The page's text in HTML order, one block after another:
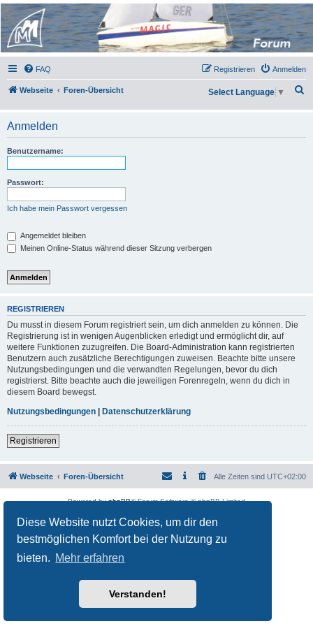
Diese Website nutzt Cookies, um dir den
bestmöglichen Komfort bei der Nutzung zu
bieten. Mehr erfahren
Verstanden!
Micro Magic Forum
Deutschland
FAQ Anmelden
Registrieren
Webseite Foren-Übersicht
h
Select Language ▼
Anmelden
Benutzername:
Passwort:
Ich habe mein Passwort vergessen
Angemeldet bleiben
Meinen Online-Status während dieser Sitzung verbergen
REGISTRIEREN
Du musst in diesem Forum registriert sein, um dich anmelden zu können. Die
Registrierung ist in wenigen Augenblicken erledigt und ermöglicht dir, auf
weitere Funktionen zuzugreifen. Die Board-Administration kann registrierten
Benutzern auch zusätzliche Berechtigungen zuweisen. Beachte bitte unsere
Nutzungsbedingungen und die verwandten Regelungen, bevor du dich
registrierst. Bitte beachte auch die jeweiligen Forenregeln, wenn du dich in
diesem Board bewegst.
Nutzungsbedingungen
Datenschutzerklärung
Registrieren
Webseite Foren-Übersicht Alle Zeiten sind UTC+02:00
Powered byphpBB® Forum Software © phpBB Limited
Datenschutz|Nutzungsbedingungen